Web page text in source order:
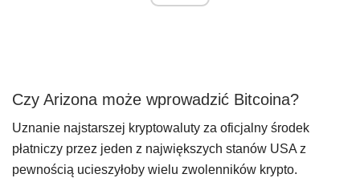
Czy Arizona może wprowadzić Bitcoina?
Uznanie najstarszej kryptowaluty za oficjalny środek
płatniczy przez jeden z największych stanów USA z
pewnością ucieszyłoby wielu zwolenników krypto.